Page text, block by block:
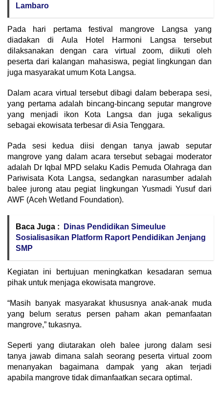
Lambaro
Pada hari pertama festival mangrove Langsa yang
diadakan di Aula Hotel Harmoni Langsa tersebut
dilaksanakan dengan cara virtual zoom, diikuti oleh
peserta dari kalangan mahasiswa, pegiat lingkungan dan
juga masyarakat umum Kota Langsa.
Dalam acara virtual tersebut dibagi dalam beberapa sesi,
yang pertama adalah bincang-bincang seputar mangrove
yang menjadi ikon Kota Langsa dan juga sekaligus
sebagai ekowisata terbesar di Asia Tenggara.
Pada sesi kedua diisi dengan tanya jawab seputar
mangrove yang dalam acara tersebut sebagai moderator
adalah Dr Iqbal MPD selaku Kadis Pemuda Olahraga dan
Pariwisata Kota Langsa, sedangkan narasumber adalah
balee jurong atau pegiat lingkungan Yusmadi Yusuf dari
AWF (Aceh Wetland Foundation).
Baca Juga :
Dinas Pendidikan Simeulue
Sosialisasikan Platform Raport Pendidikan Jenjang
SMP
Kegiatan ini bertujuan meningkatkan kesadaran semua
pihak untuk menjaga ekowisata mangrove.
“Masih banyak masyarakat khususnya anak-anak muda
yang belum seratus persen paham akan pemanfaatan
mangrove,” tukasnya.
Seperti yang diutarakan oleh balee jurong dalam sesi
tanya jawab dimana salah seorang peserta virtual zoom
menanyakan bagaimana dampak yang akan terjadi
apabila mangrove tidak dimanfaatkan secara optimal.